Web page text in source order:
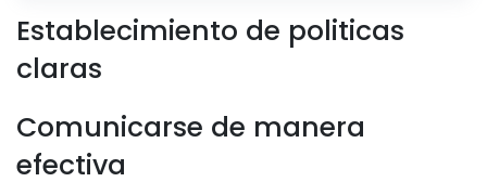
Establecimiento de politicas
claras
Comunicarse de manera
efectiva